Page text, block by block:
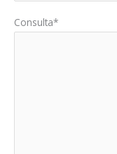
Consulta*